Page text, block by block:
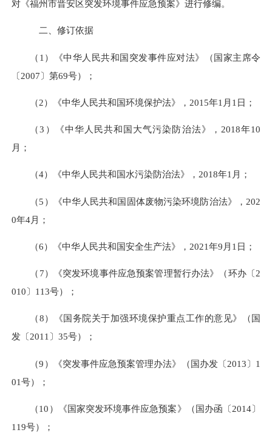
对《福州市晋安区突发环境事件应急预案》进行修编。
二、修订依据
（1）《中华人民共和国突发事件应对法》（国家主席令
〔2007〕第69号）；
（2）《中华人民共和国环境保护法》，2015年1月1日；
（3）《中华人民共和国大气污染防治法》，2018年10
月；
（4）《中华人民共和国水污染防治法》，2018年1月；
（5）《中华人民共和国固体废物污染环境防治法》，202
0年4月；
（6）《中华人民共和国安全生产法》，2021年9月1日；
（7）《突发环境事件应急预案管理暂行办法》（环办〔2
010〕113号）；
（8）《国务院关于加强环境保护重点工作的意见》（国
发〔2011〕35号）；
（9）《突发事件应急预案管理办法》（国办发〔2013〕1
01号）；
（10）《国家突发环境事件应急预案》（国办函〔2014〕
119号）；